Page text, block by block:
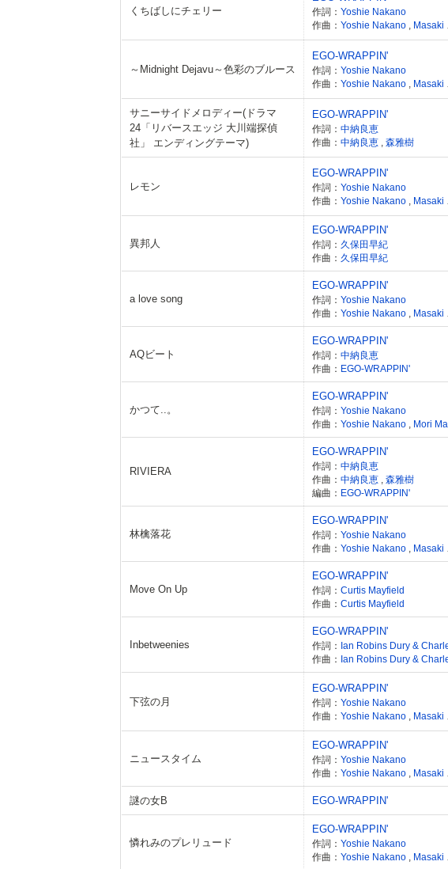
くちばしにチェリー 作詞： Yoshie Nakano
作曲： Yoshie Nakano Masaki Mori
～Midnight Dejavu～色彩のブルース
EGO-WRAPPIN'
作詞： Yoshie Nakano
作曲： Yoshie Nakano Masaki Mori
サニーサイドメロディー(ドラマ
24「リバースエッジ 大川端探偵
社」 エンディングテーマ)
EGO-WRAPPIN'
作詞： 中納良恵
作曲： 中納良恵 森雅樹
レモン
EGO-WRAPPIN'
作詞： Yoshie Nakano
作曲： Yoshie Nakano Masaki Mori
異邦人
EGO-WRAPPIN'
作詞： 久保田早紀
作曲： 久保田早紀
a love song
EGO-WRAPPIN'
作詞： Yoshie Nakano
作曲： Yoshie Nakano Masaki Mori
AQビート
EGO-WRAPPIN'
作詞： 中納良恵
作曲： EGO-WRAPPIN'
かつて..。
EGO-WRAPPIN'
作詞： Yoshie Nakano
作曲： Yoshie Nakano Mori Masaki
RIVIERA
EGO-WRAPPIN'
作詞： 中納良恵
作曲： 中納良恵
森雅樹
編曲： EGO-WRAPPIN'
林檎落花
EGO-WRAPPIN'
作詞： Yoshie Nakano
作曲： Yoshie Nakano Masaki Mori
Move On Up
EGO-WRAPPIN'
作詞： Curtis Mayfield
作曲： Curtis Mayfield
Inbetweenies
EGO-WRAPPIN'
作詞：
作曲：
下弦の月
EGO-WRAPPIN'
作詞： Yoshie Nakano
作曲： Yoshie Nakano Masaki Mori
ニュースタイム
EGO-WRAPPIN'
作詞： Yoshie Nakano
作曲： Yoshie Nakano Masaki Mori
謎の女B EGO-WRAPPIN'
憐れみのプレリュード
EGO-WRAPPIN'
作詞： Yoshie Nakano
作曲： Yoshie Nakano Masaki Mori